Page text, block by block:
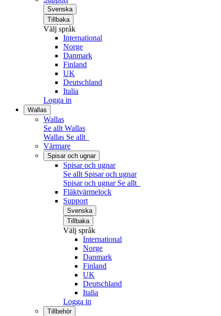
Svenska
Tillbaka
Välj språk
International
Norge
Danmark
Finland
UK
Deutschland
Italia
Logga in
Wallas
Wallas
Se allt Wallas
Wallas Se allt
Värmare
Spisar och ugnar
Spisar och ugnar
Se allt Spisar och ugnar
Spisar och ugnar Se allt
Fläktvärmelock
Support
Svenska
Tillbaka
Välj språk
International
Norge
Danmark
Finland
UK
Deutschland
Italia
Logga in
Tillbehör